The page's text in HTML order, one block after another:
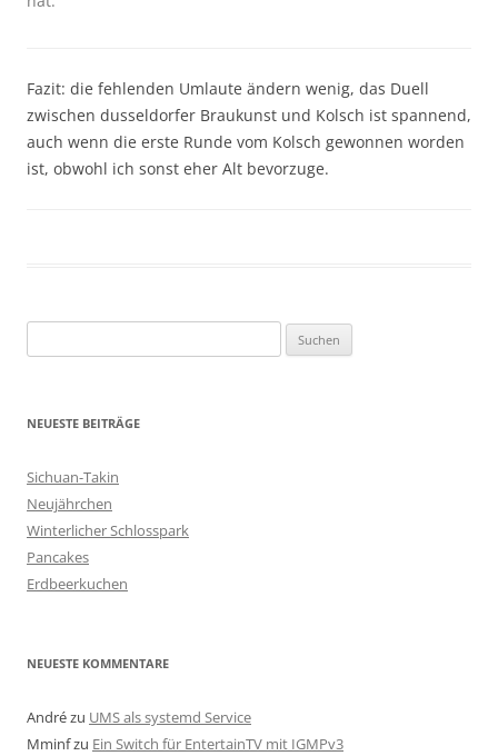
Fazit: die fehlenden Umlaute ändern wenig, das Duell
zwischen dusseldorfer Braukunst und Kolsch ist spannend,
auch wenn die erste Runde vom Kolsch gewonnen worden
ist, obwohl ich sonst eher Alt bevorzuge.
u
h
n
n
a
c
h
NEUESTE BEITRÄGE
Sichuan-Takin
Neujährchen
Winterlicher Schlosspark
Pancakes
Erdbeerkuchen
NEUESTE KOMMENTARE
Andrézu UMS als systemd Service
Mminfzu Ein Switch für EntertainTV mit IGMPv3